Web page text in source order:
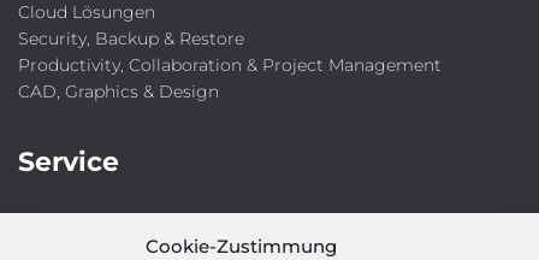
Cookie-Zustimmung
Cloud Lösungen
Security, Backup & Restore
Productivity, Collaboration & Project Management
CAD, Graphics & Design
Service